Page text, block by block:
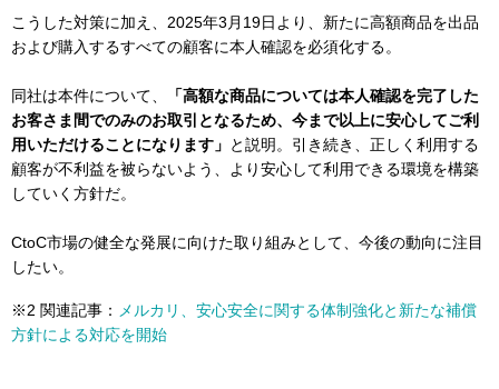
こうした対策に加え、2025年3月19日より、新たに高額商品を出品
および購入するすべての顧客に本人確認を必須化する。
同社は本件について、
「高額な商品については本人確認を完了した
お客さま間でのみのお取引となるため、今まで以上に安心してご利
用いただけることになります」 と説明。引き続き、正しく利用する
顧客が不利益を被らないよう、より安心して利用できる環境を構築
していく方針だ。
CtoC市場の健全な発展に向けた取り組みとして、今後の動向に注目
したい。
※2 関連記事：
メルカリ、安心安全に関する体制強化と新たな補償
方針による対応を開始